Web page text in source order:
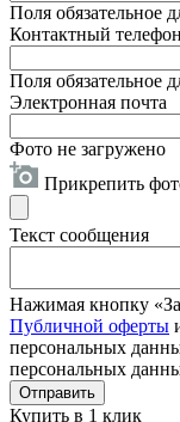
Поля обязательное
Контактный телефон
Поля обязательное
Электронная почта
Фото не загружено
Прикрепить
Текст сообщения
Нажимая кнопку
Публичной оферты
персональных
персональных
Отправить
Купить в 1 клик